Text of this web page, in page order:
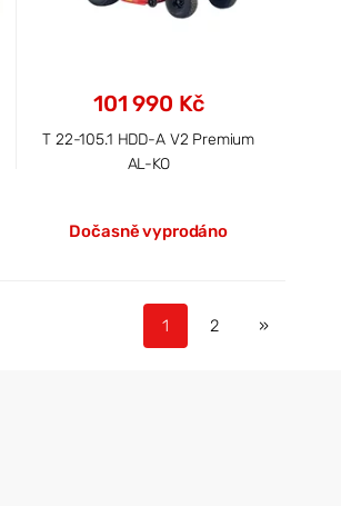
101 990 Kč
T 22-105.1 HDD-A V2 Premium
AL-KO
Dočasně vyprodáno
1 2 »